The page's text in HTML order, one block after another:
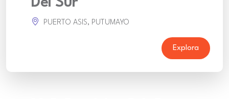
PUERTO ASIS, PUTUMAYO
Explora